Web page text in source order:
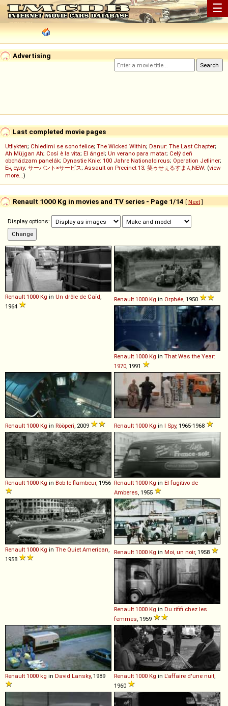
☰
Advertising
Last completed movie pages
Utflykten; Chiedimi se sono felice; The Wicked Within; Danur: The Last Chapter;
Ah Müjgan Ah; Così è la vita; El ángel; Un verano para matar; Celý deň
obchádzam panelák; Dynastie Knie: 100 Jahre Nationalcircus; Operation Jetliner;
Ең сұлу; サーバント×サービス; Assault on Precinct 13; 笑ゥせぇるすまんNEW; (view
more...)
Renault 1000 Kg in movies and TV series - Page 1/14 [ Next]
Display options:
Renault 1000 Kg in Un drôle de Caïd
1964
Renault 1000 Kg in Orphée , 1950
Renault 1000 Kg in That Was the Year:
1970 , 1991
Renault 1000 Kg in Rööperi , 2009 Renault 1000 Kg in I Spy, 1965-1968
Renault 1000 Kg in Bob le flambeur, 1956 Renault 1000 Kg in El fugitivo de
Amberes , 1955
Renault 1000 Kg in The Quiet American
1958
Renault 1000 Kg in Moi, un noir, 1958
Renault 1000 Kg in Du rififi chez les
femmes , 1959
Renault 1000 kg in David Lansky, 1989 Renault 1000 Kg in L'affaire d'une nuit
1960